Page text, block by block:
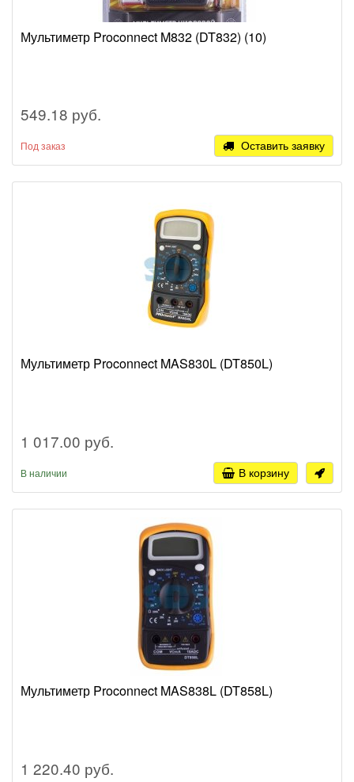
Мультиметр Proconnect M832 (DT832) (10)
549.18 руб.
Под заказ Оставить заявку
Мультиметр Proconnect MAS830L (DT850L)
1 017.00 руб.
В наличии В корзину
Мультиметр Proconnect MAS838L (DT858L)
1 220.40 руб.